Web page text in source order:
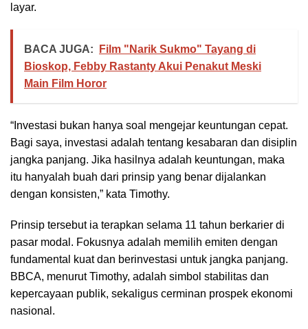
layar.
BACA JUGA:
Film "Narik Sukmo" Tayang di
Bioskop, Febby Rastanty Akui Penakut Meski
Main Film Horor
“Investasi bukan hanya soal mengejar keuntungan cepat.
Bagi saya, investasi adalah tentang kesabaran dan disiplin
jangka panjang. Jika hasilnya adalah keuntungan, maka
itu hanyalah buah dari prinsip yang benar dijalankan
dengan konsisten,” kata Timothy.
Prinsip tersebut ia terapkan selama 11 tahun berkarier di
pasar modal. Fokusnya adalah memilih emiten dengan
fundamental kuat dan berinvestasi untuk jangka panjang.
BBCA, menurut Timothy, adalah simbol stabilitas dan
kepercayaan publik, sekaligus cerminan prospek ekonomi
nasional.